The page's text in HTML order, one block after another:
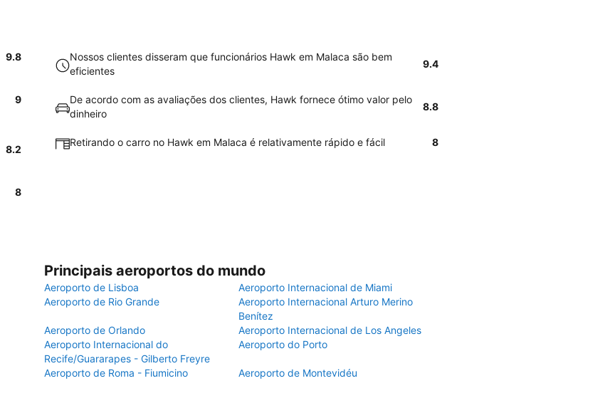
9.8
Nossos clientes disseram que funcionários Hawk em Malaca são bem
eficientes
9.4
9
De acordo com as avaliações dos clientes, Hawk fornece ótimo valor pelo
dinheiro
8.8
8.2
Retirando o carro no Hawk em Malaca é relativamente rápido e fácil 8
8
Principais aeroportos do mundo
Aeroporto de Lisboa
Aeroporto Internacional de Miami
Aeroporto de Rio Grande
Aeroporto Internacional Arturo Merino
Benítez
Aeroporto de Orlando
Aeroporto Internacional de Los Angeles
Aeroporto Internacional do
Recife/Guararapes - Gilberto Freyre
Aeroporto do Porto
Aeroporto de Roma - Fiumicino Aeroporto de Montevidéu